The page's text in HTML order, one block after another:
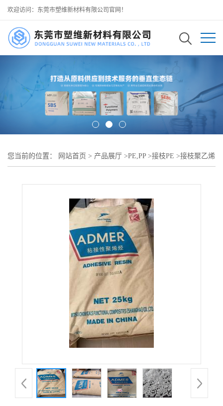
欢迎访问：东莞市塑维新材料有限公司官网！
您当前的位置： 网站首页 > 产品展厅 >PE,PP >接枝PE >接枝聚乙烯